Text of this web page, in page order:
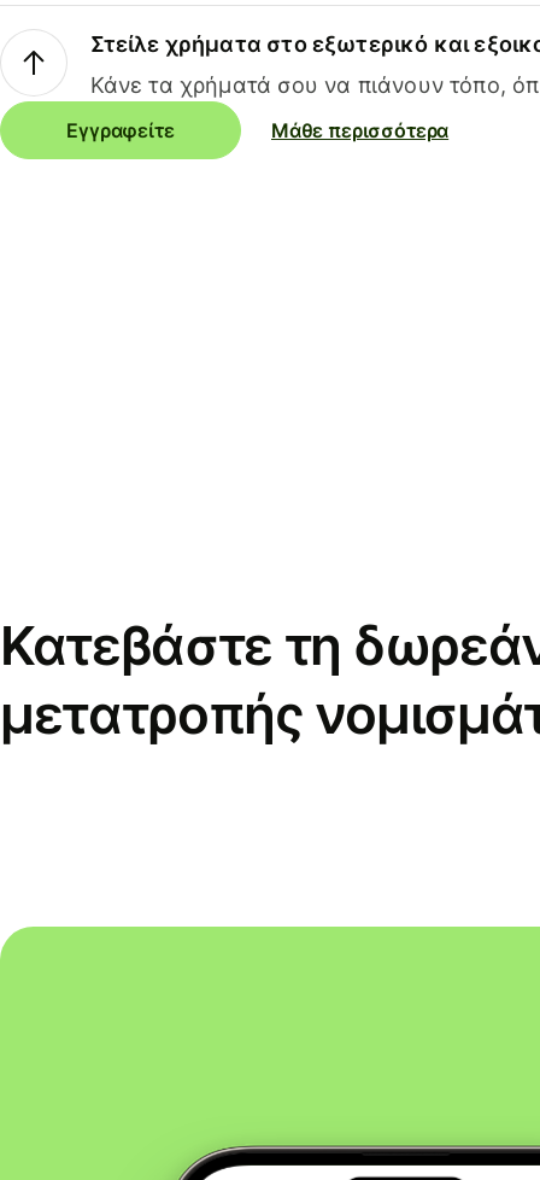
Στείλε χρήματα στο εξωτερικό και
Κάνε τα χρήματά σου να πιάνουν τόπο,
Εγγραφείτε Μάθε περισσότερα
Κατεβάστε τη
μετατροπής